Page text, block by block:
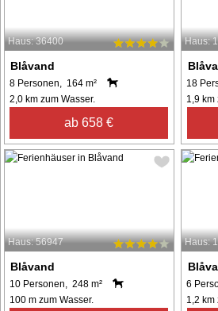
Haus: 36400
Blåvand
8 Personen, 164 m²
2,0 km zum Wasser.
ab 658 €
Haus:
18
1,9 km
Haus: 56947
Blåvand
10 Personen, 248 m²
100 m zum Wasser.
Haus:
6
1,2 km